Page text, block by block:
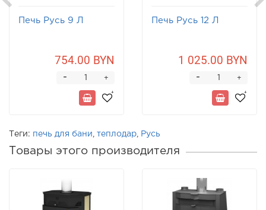
Печь Русь 9 Л
754.00 BYN
+
-
Печь Русь 12 Л
1 025.00 BYN
+
-
Теги: печь для бани теплодар Русь
Товары этого производителя